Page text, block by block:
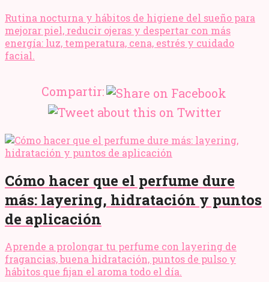
Rutina nocturna y hábitos de higiene del sueño para
mejorar piel, reducir ojeras y despertar con más
energía: luz, temperatura, cena, estrés y cuidado
facial.
Compartir:
Cómo hacer que el perfume dure
más: layering, hidratación y puntos
de aplicación
Aprende a prolongar tu perfume con layering de
fragancias, buena hidratación, puntos de pulso y
hábitos que fijan el aroma todo el día.